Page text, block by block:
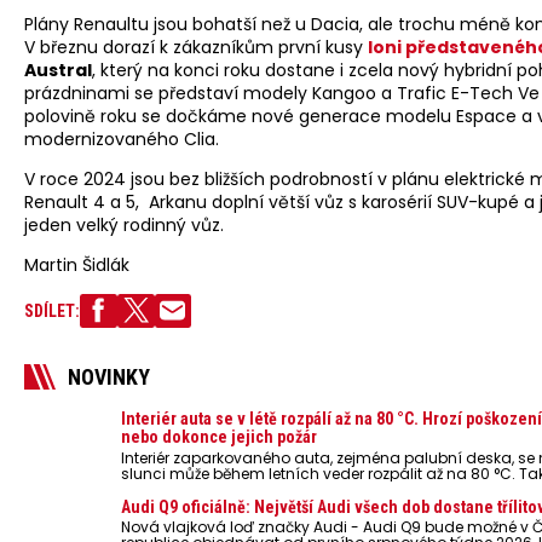
Plány Renaultu jsou bohatší než u Dacia, ale trochu méně
V březnu dorazí k zákazníkům první kusy loni
Austral, který na konci roku dostane i zcela nový hybridní
prázdninami se představí modely Kangoo a Trafic E-Tech
polovině roku se dočkáme nové generace modelu Espace a
modernizovaného Clia.
V roce 2024 jsou bez bližších podrobností v plánu elektrické
Renault 4 a 5, Arkanu doplní větší vůz s karosérií SUV-kupé a
jeden velký rodinný vůz.
Martin Šidlák
SDÍLET:
NOVINKY
Interiér auta se v létě rozpálí až na 80 °C. Hrozí
nebo dokonce jejich požár
Interiér zaparkovaného auta, zejména palubní deska,
slunci může během letních veder rozpálit až na 80 °C.
nebo notebooky. Můžou urychlit stárnutí baterií, poškodit
ve výjimečných případech i zvýšit riziko požáru.
Audi Q9 oficiálně: Největší Audi všech dob dostane
Nová vlajková loď značky Audi - Audi Q9 bude možné v